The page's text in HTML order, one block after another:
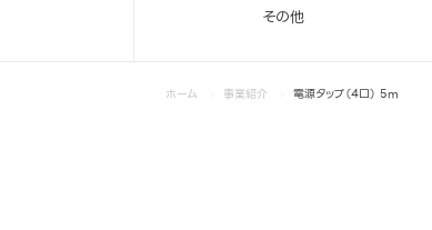
その他
ホーム 事業紹介 電源タップ（4口） 5m